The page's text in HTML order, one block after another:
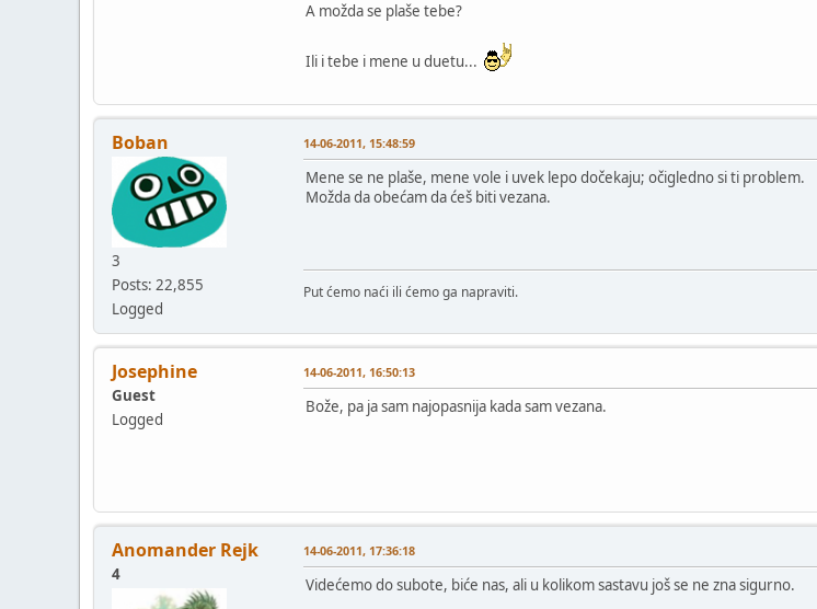
A možda se plaše tebe?
Ili i tebe i mene u duetu...
Boban
3
Posts: 22,855
Logged
14-06-2011, 15:48:59
Mene se ne plaše, mene vole i uvek lepo dočekaju; očigledno si ti problem.
Možda da obećam da ćeš biti vezana.
Put ćemo naći ili ćemo ga napraviti.
Josephine
Guest
Logged
14-06-2011, 16:50:13
Bože, pa ja sam najopasnija kada sam vezana.
Anomander Rejk
4
14-06-2011, 17:36:18
Videćemo do subote, biće nas, ali u kolikom sastavu još se ne zna sigurno.